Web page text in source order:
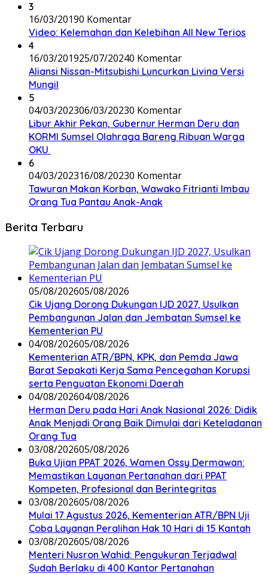
3
16/03/20190 Komentar
Video: Kelemahan dan Kelebihan All New Terios
4
16/03/201925/07/20240 Komentar
Aliansi Nissan-Mitsubishi Luncurkan Livina Versi
Mungil
5
04/03/202306/03/20230 Komentar
Libur Akhir Pekan, Gubernur Herman Deru dan
KORMI Sumsel Olahraga Bareng Ribuan Warga
OKU
6
04/03/202316/08/20230 Komentar
Tawuran Makan Korban, Wawako Fitrianti Imbau
Orang Tua Pantau Anak-Anak
Berita Terbaru
05/08/202605/08/2026
Cik Ujang Dorong Dukungan IJD 2027, Usulkan
Pembangunan Jalan dan Jembatan Sumsel ke
Kementerian PU
04/08/202605/08/2026
Kementerian ATR/BPN, KPK, dan Pemda Jawa
Barat Sepakati Kerja Sama Pencegahan Korupsi
serta Penguatan Ekonomi Daerah
04/08/202604/08/2026
Herman Deru pada Hari Anak Nasional 2026: Didik
Anak Menjadi Orang Baik Dimulai dari Keteladanan
Orang Tua
03/08/202605/08/2026
Buka Ujian PPAT 2026, Wamen Ossy Dermawan:
Memastikan Layanan Pertanahan dari PPAT
Kompeten, Profesional dan Berintegritas
03/08/202605/08/2026
Mulai 17 Agustus 2026, Kementerian ATR/BPN Uji
Coba Layanan Peralihan Hak 10 Hari di 15 Kantah
03/08/202605/08/2026
Menteri Nusron Wahid: Pengukuran Terjadwal
Sudah Berlaku di 400 Kantor Pertanahan